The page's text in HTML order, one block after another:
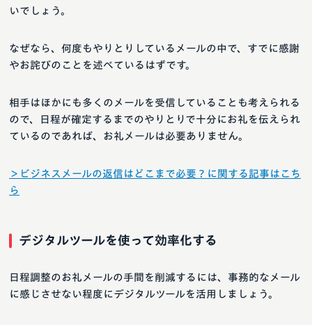
いでしょう。
なぜなら、何度もやりとりしているメールの中で、すでに感謝
やお詫びのことを述べているはずです。
相手はほかにも多くのメールを受信していることも考えられる
ので、日程が確定するまでのやりとりで十分にお礼を伝えられ
ているのであれば、お礼メールは必要ありません。
＞ビジネスメールの返信はどこまで必要？に関する記事はこち
ら
デジタルツールを使って効率化する
日程調整のお礼メールの手間を削減するには、事務的なメール
に感じさせない程度にデジタルツールを活用しましょう。